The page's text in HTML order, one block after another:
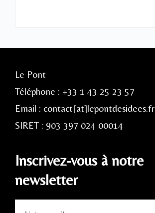
Le Pont
Téléphone : +33 1 43 25 23 57
Email : contact[at]lepontdesidees.fr
SIRET : 903 397 024 00014
Inscrivez-vous à notre
newsletter